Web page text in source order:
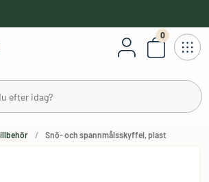
0
Antal
Snö- och spannmålsskyffel, plast